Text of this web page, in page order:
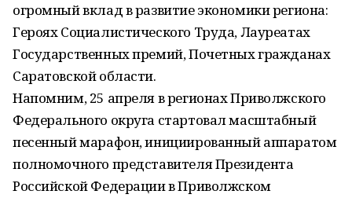
огромный вклад в развитие экономики региона:
Героях Социалистического Труда, Лауреатах
Государственных премий, Почетных гражданах
Саратовской области.
Напомним, 25 апреля в регионах Приволжского
Федерального округа стартовал масштабный
песенный марафон, инициированный аппаратом
полномочного представителя Президента
Российской Федерации в Приволжском